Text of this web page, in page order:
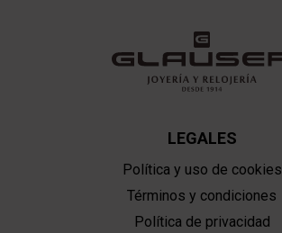
LEGALES
Política y uso de cookies
Términos y condiciones
Política de privacidad